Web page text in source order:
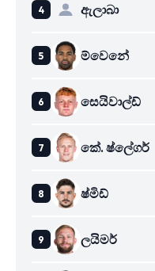
ඇලාබා
ම්වෙනේ
සෙයිවාල්ඩ්
කේ. ෂ්ලේගර්
ෂ්මිඩ්
ලයිමර්